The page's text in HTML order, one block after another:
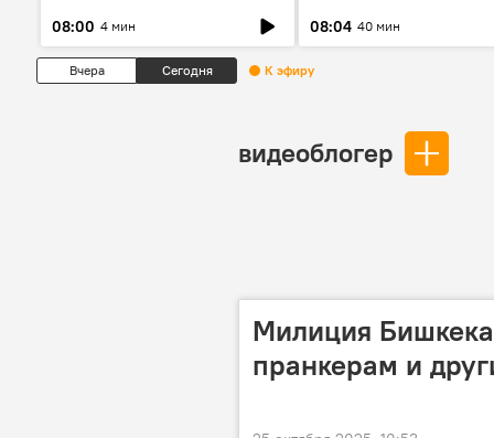
08:00 4 мин
08:04 40 мин
Вчера Сегодня К эфиру
видеоблогер
Милиция
пранкерам и